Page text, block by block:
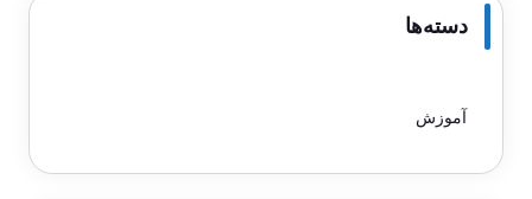
دسته‌ها
آموزش